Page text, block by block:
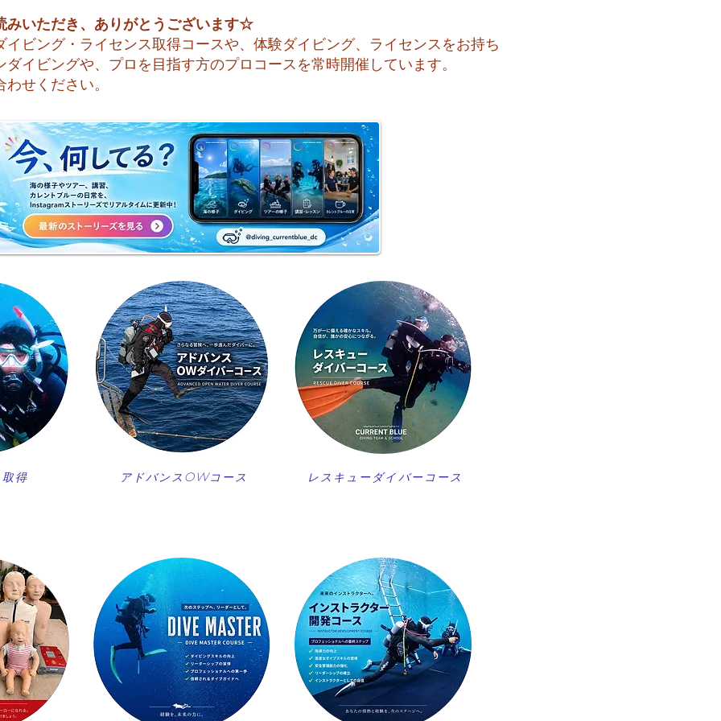
😊 海へ戻る第一歩！リフレ
ッシュコース開催♪
みいただき、ありがとうございます☆
ビング・ライセンス取得コースや、体験ダイビング、ライセンスをお持ち
イビングや、プロを目指す方のプロコースを常時開催しています。
せください。
得 アドバンスOWコース レスキューダイバーコース